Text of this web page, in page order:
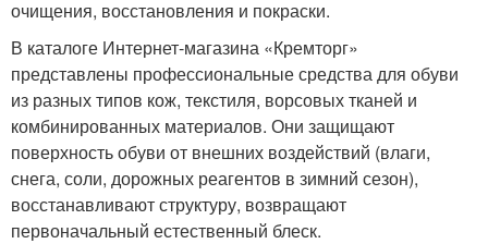
очищения, восстановления и покраски.
В каталоге Интернет-магазина «Кремторг»
представлены профессиональные средства для обуви
из разных типов кож, текстиля, ворсовых тканей и
комбинированных материалов. Они защищают
поверхность обуви от внешних воздействий (влаги,
снега, соли, дорожных реагентов в зимний сезон),
восстанавливают структуру, возвращают
первоначальный естественный блеск.